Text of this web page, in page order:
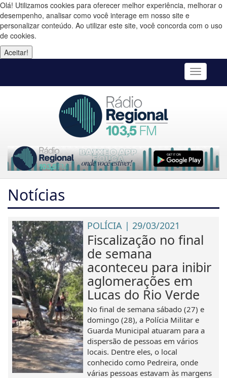
Olá! Utilizamos cookies para oferecer melhor experiência, melhorar o
desempenho, analisar como você interage em nosso site e
personalizar conteúdo. Ao utilizar este site, você concorda com o uso
de cookies.
Aceitar!
Toggle
Notícias
POLÍCIA | 29/03/2021
Fiscalização no final
de semana
aconteceu para inibir
aglomerações em
Lucas do Rio Verde
No final de semana sábado (27) e
domingo (28), a Polícia Militar e
Guarda Municipal atuaram para a
dispersão de pessoas em vários
locais. Dentre eles, o local
conhecido como Pedreira, onde
várias pessoas estavam às margens